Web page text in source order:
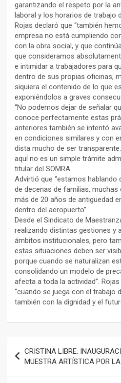
garantizando el respeto por la
laboral y los horarios de trabajo
Rojas declaró que “también
empresa no está cumpliendo
con la obra social, y que
que consideramos
e intimidar a trabajadores para
dentro de sus propias oficinas,
siquiera el contenido de lo que
exponiéndolos a graves
“No podemos dejar de señalar
conoce perfectamente estas
anteriores también se intentó
en condiciones similares y con
dista mucho de ser
aquí no es un simple trámite
titular del SOMRA.
Advirtió que “estamos hablando
de decenas de familias,
más de 20 años de antigüedad
dentro del aeropuerto”.
Desde el Sindicato de
realizando distintas gestiones y
ámbitos institucionales, pero
estas situaciones deben ser
porque cuando se naturalizan
consolidando un modelo de
afecta a toda la actividad”.
“cuando se juega con el trabajo
también con la dignidad y el
de
entradas
CRISTINA LIBRE:
MUESTRA ARTÍSTICA POR